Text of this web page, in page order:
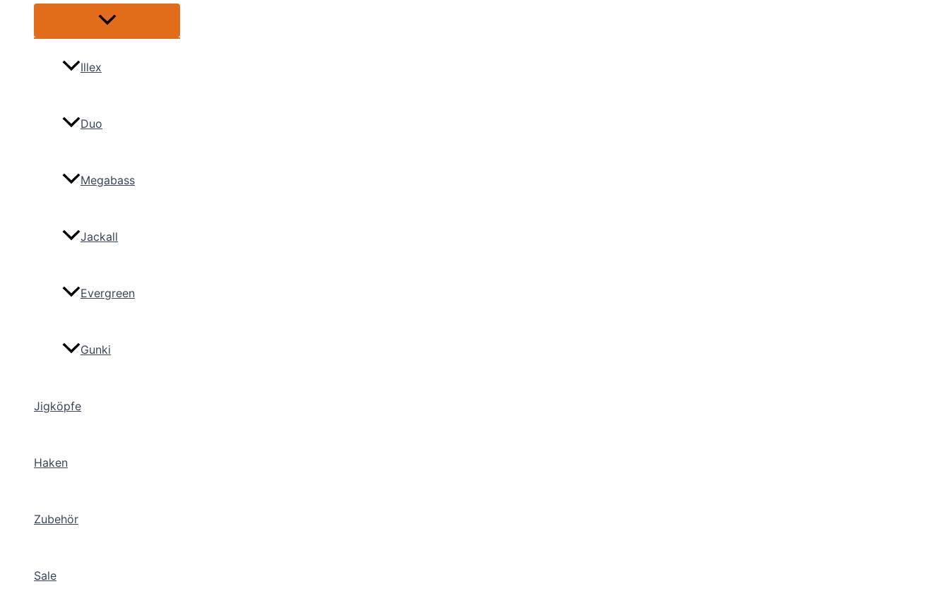
Menü
Illex
Duo
Megabass
Jackall
Evergreen
Gunki
Jigköpfe
Haken
Zubehör
Sale